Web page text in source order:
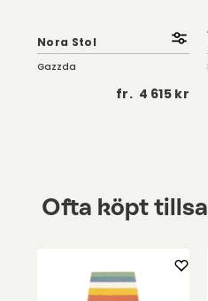
Nora Stol
Gazzda
fr. 4 615 kr
Ofta köpt